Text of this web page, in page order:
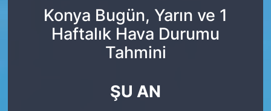
Konya Bugün, Yarın ve 1
Haftalık Hava Durumu
Tahmini
ŞU AN
SPOR
DEUTSCH
Tüm Manşetler
Son Dakika Haberleri